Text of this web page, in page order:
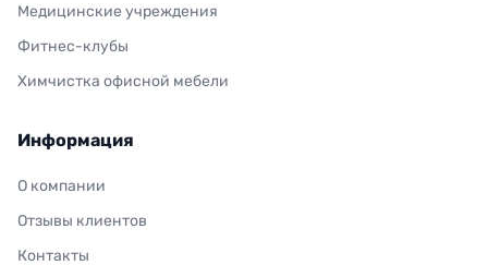
Медицинские учреждения
Фитнес-клубы
Химчистка офисной мебели
Информация
О компании
Отзывы клиентов
Контакты